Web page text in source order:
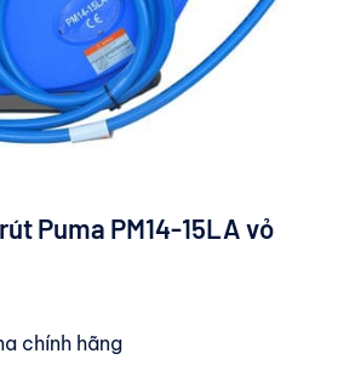
Puma PM14-15LA vỏ
chính hãng